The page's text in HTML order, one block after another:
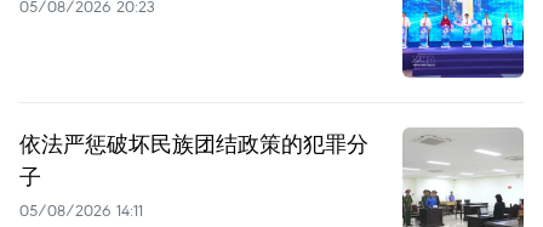
05/08/2026 20:23
依法严惩破坏民族团结政策的犯罪分
子
05/08/2026 14:11